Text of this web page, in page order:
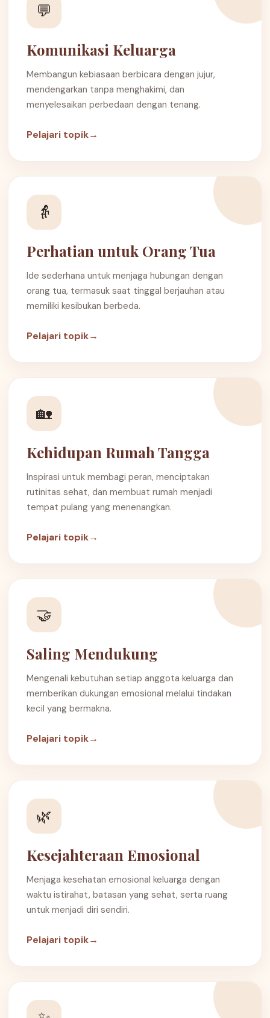
💬
Komunikasi Keluarga
Membangun kebiasaan berbicara dengan jujur,
mendengarkan tanpa menghakimi, dan
menyelesaikan perbedaan dengan tenang.
Pelajari topik→
👵
Perhatian untuk Orang Tua
Ide sederhana untuk menjaga hubungan dengan
orang tua, termasuk saat tinggal berjauhan atau
memiliki kesibukan berbeda.
Pelajari topik→
🏡
Kehidupan Rumah Tangga
Inspirasi untuk membagi peran, menciptakan
rutinitas sehat, dan membuat rumah menjadi
tempat pulang yang menenangkan.
Pelajari topik→
🤝
Saling Mendukung
Mengenali kebutuhan setiap anggota keluarga dan
memberikan dukungan emosional melalui tindakan
kecil yang bermakna.
Pelajari topik→
🌿
Kesejahteraan Emosional
Menjaga kesehatan emosional keluarga dengan
waktu istirahat, batasan yang sehat, serta ruang
untuk menjadi diri sendiri.
Pelajari topik→